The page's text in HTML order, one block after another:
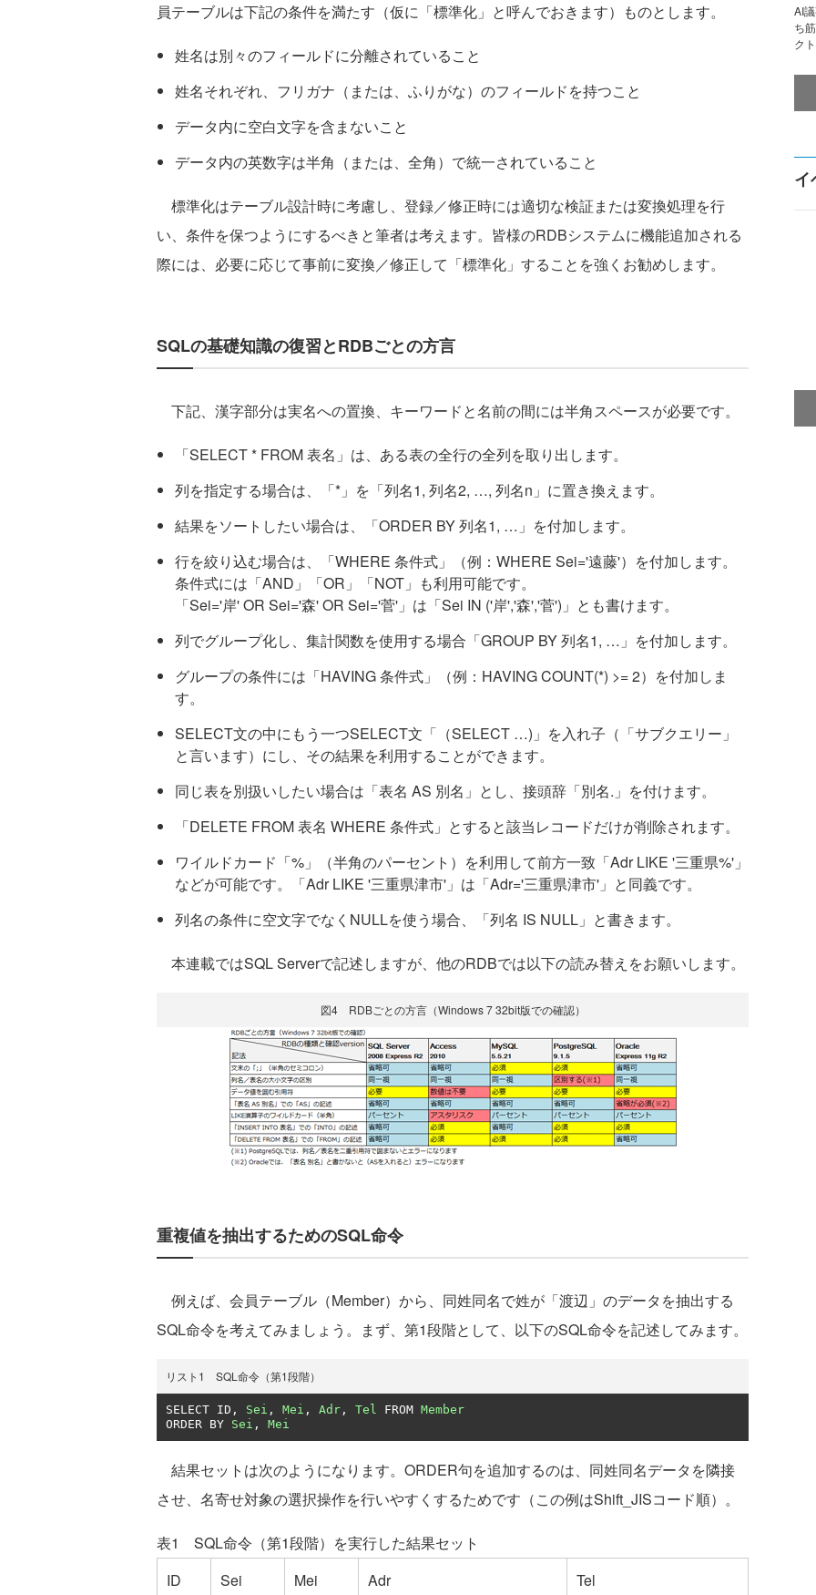
員テーブルは下記の条件を満たす（仮に「標準化」と呼んでおきます）ものとします。
姓名は別々のフィールドに分離されていること
姓名それぞれ、フリガナ（または、ふりがな）のフィールドを持つこと
データ内に空白文字を含まないこと
データ内の英数字は半角（または、全角）で統一されていること
標準化はテーブル設計時に考慮し、登録／修正時には適切な検証または変換処理を行
い、条件を保つようにするべきと筆者は考えます。皆様のRDBシステムに機能追加される
際には、必要に応じて事前に変換／修正して「標準化」することを強くお勧めします。
SQLの基礎知識の復習とRDBごとの方言
下記、漢字部分は実名への置換、キーワードと名前の間には半角スペースが必要です。
「SELECT * FROM 表名」は、ある表の全行の全列を取り出します。
列を指定する場合は、「*」を「列名1, 列名2, …, 列名n」に置き換えます。
結果をソートしたい場合は、「ORDER BY 列名1, …」を付加します。
行を絞り込む場合は、「WHERE 条件式」（例：WHERE Sei='遠藤'）を付加します。
条件式には「AND」「OR」「NOT」も利用可能です。
「Sei='岸' OR Sei='森' OR Sei='菅'」は「Sei IN ('岸','森','菅')」とも書けます。
列でグループ化し、集計関数を使用する場合「GROUP BY 列名1, …」を付加します。
グループの条件には「HAVING 条件式」（例：HAVING COUNT(*) >= 2）を付加しま
す。
SELECT文の中にもう一つSELECT文「（SELECT …)」を入れ子（「サブクエリー」
と言います）にし、その結果を利用することができます。
同じ表を別扱いしたい場合は「表名 AS 別名」とし、接頭辞「別名.」を付けます。
「DELETE FROM 表名 WHERE 条件式」とすると該当レコードだけが削除されます。
ワイルドカード「%」（半角のパーセント）を利用して前方一致「Adr LIKE '三重県%'」
などが可能です。「Adr LIKE '三重県津市'」は「Adr='三重県津市'」と同義です。
列名の条件に空文字でなくNULLを使う場合、「列名 IS NULL」と書きます。
本連載ではSQL Serverで記述しますが、他のRDBでは以下の読み替えをお願いします。
図4 RDBごとの方言（Windows 7 32bit版での確認）
重複値を抽出するためのSQL命令
例えば、会員テーブル（Member）から、同姓同名で姓が「渡辺」のデータを抽出する
SQL命令を考えてみましょう。まず、第1段階として、以下のSQL命令を記述してみます。
リスト1 SQL命令（第1段階）
SELECT ID , Sei , Mei , Adr , Tel FROM Member
ORDER BY Sei , Mei
結果セットは次のようになります。ORDER句を追加するのは、同姓同名データを隣接
させ、名寄せ対象の選択操作を行いやすくするためです（この例はShift_JISコード順）。
表1 SQL命令（第1段階）を実行した結果セット
ID
Sei Mei Adr Tel
AI
ち
ク
イ